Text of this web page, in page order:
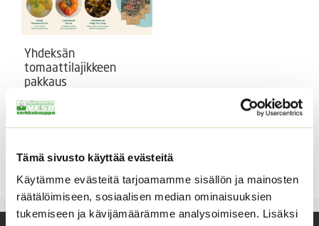
Tämä sivusto käyttää evästeitä
Käytämme evästeitä tarjoamamme sisällön ja mainosten
räätälöimiseen, sosiaalisen median ominaisuuksien
tukemiseen ja kävijämäärämme analysoimiseen. Lisäksi
Yhdeksän
tomaattilajikkeen
pakkaus
Yhdeksän eri
tomaattilajikkeen pakkaus,
12,95€ Sisältää